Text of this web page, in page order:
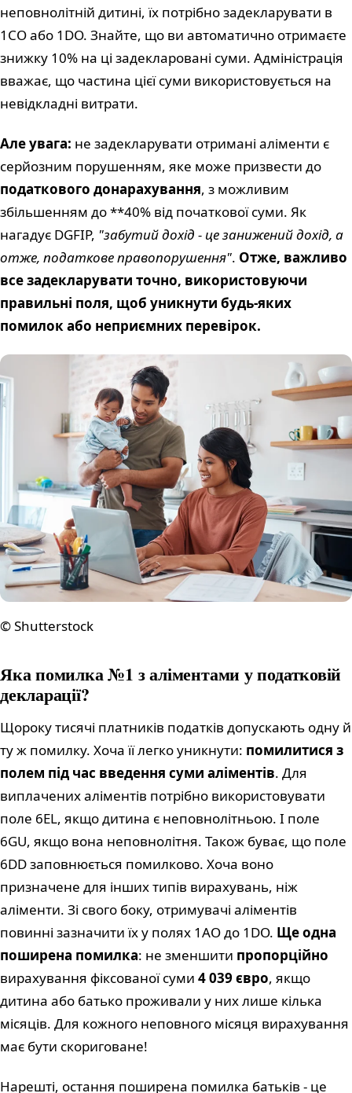
неповнолітній дитині, їх потрібно задекларувати в
1CO або 1DO. Знайте, що ви автоматично отримаєте
знижку 10% на ці задекларовані суми. Адміністрація
вважає, що частина цієї суми використовується на
невідкладні витрати.
Але увага: не задекларувати отримані аліменти є
серйозним порушенням, яке може призвести до
податкового донарахування, з можливим
збільшенням до **40% від початкової суми. Як
нагадує DGFIP, "забутий дохід - це занижений дохід, а
отже, податкове правопорушення". Отже, важливо
все задекларувати точно, використовуючи
правильні поля, щоб уникнути будь-яких
помилок або неприємних перевірок.
© Shutterstock
Яка помилка №1 з аліментами у податковій
декларації?
Щороку тисячі платників податків допускають одну й
ту ж помилку. Хоча її легко уникнути: помилитися з
полем під час введення суми аліментів. Для
виплачених аліментів потрібно використовувати
поле 6EL, якщо дитина є неповнолітньою. І поле
6GU, якщо вона неповнолітня. Також буває, що поле
6DD заповнюється помилково. Хоча воно
призначене для інших типів вирахувань, ніж
аліменти. Зі свого боку, отримувачі аліментів
повинні зазначити їх у полях 1AO до 1DO. Ще одна
поширена помилка: не зменшити пропорційно
вирахування фіксованої суми 4 039 євро, якщо
дитина або батько проживали у них лише кілька
місяців. Для кожного неповного місяця вирахування
має бути скориговане!
Нарешті, остання поширена помилка батьків - це